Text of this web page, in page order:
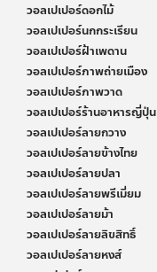
วอลเปเปอร์ดอกไม้
วอลเปเปอร์นกกระเรียน
วอลเปเปอร์ฝ้าเพดาน
วอลเปเปอร์ภาพถ่ายเมือง
วอลเปเปอร์ภาพวาด
วอลเปเปอร์ร้านอาหารญี่ปุ่น
วอลเปเปอร์ลายกวาง
วอลเปเปอร์ลายข้างไทย
วอลเปเปอร์ลายปลา
วอลเปเปอร์ลายพรีเมี่ยม
วอลเปเปอร์ลายม้า
วอลเปเปอร์ลายลิขสิทธิ์
วอลเปเปอร์ลายหงส์